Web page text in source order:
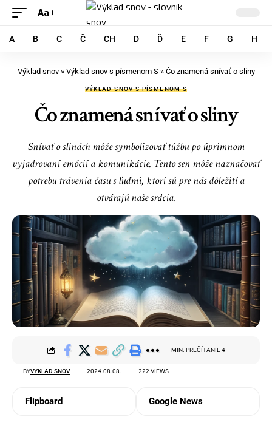
Aa
A B C Č CH D Ď E F G H
Výklad snov» Výklad snov s písmenom S» Čo znamená snívať o sliny
VÝKLAD SNOV S PÍSMENOM S
Čo znamená snívať o sliny
Snívať o slinách môže symbolizovať túžbu po úprimnom
vyjadrovaní emócií a komunikácie. Tento sen môže naznačovať
potrebu trávenia času s ľuďmi, ktorí sú pre nás dôležití a
otvárajú naše srdcia.
BYVYKLAD SNOV 2024.08.08. 222 VIEWS
MIN. PREČÍTANIE 4
Flipboard Google News